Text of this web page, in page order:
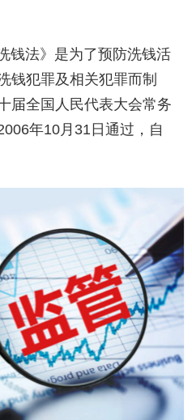
钱法》是为了预防洗钱活
钱犯罪及相关犯罪而制
届全国人民代表大会常务
年10月31日通过，自